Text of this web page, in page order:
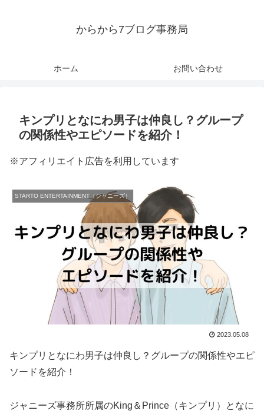
からから7ブログ事務局
ホーム お問い合わせ
キンプリとなにわ男子は仲良し？グループ
の関係性やエピソードを紹介！
※アフィリエイト広告を利用しています
STARTO ENTERTAINMENT（ジャニーズ）
2023.05.08
キンプリとなにわ男子は仲良し？グループの関係性やエピ
ソードを紹介！
ジャニーズ事務所所属のKing＆Prince（キンプリ）となに